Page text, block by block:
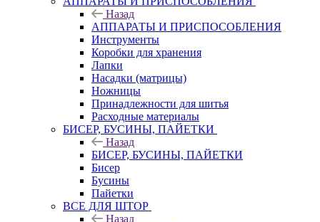
Назад
АППАРАТЫ И ПРИСПОСОБЛЕНИЯ
Инструменты
Коробки для хранения
Лапки
Насадки (матрицы)
Ножницы
Принадлежности для шитья
Расходные материалы
БИСЕР, БУСИНЫ, ПАЙЕТКИ
Назад
БИСЕР, БУСИНЫ, ПАЙЕТКИ
Бисер
Бусины
Пайетки
ВСЕ ДЛЯ ШТОР
Назад